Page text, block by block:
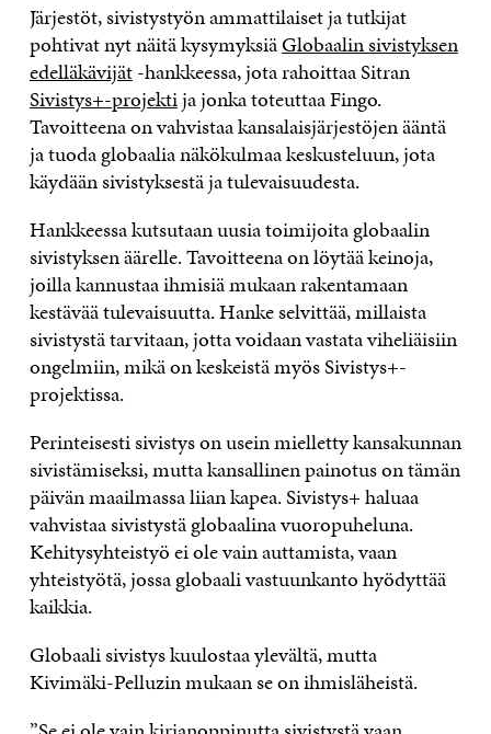
Järjestöt, sivistystyön ammattilaiset ja tutkijat
pohtivat nyt näitä kysymyksiäGlobaalin sivistyksen
edelläkävijät-hankkeessa, jota rahoittaa Sitran
Sivistys+-projektija jonka toteuttaa Fingo.
Tavoitteena on vahvistaa kansalaisjärjestöjen ääntä
ja tuoda globaalia näkökulmaa keskusteluun, jota
käydään sivistyksestä ja tulevaisuudesta.
Hankkeessa kutsutaan uusia toimijoita globaalin
sivistyksen äärelle. Tavoitteena on löytää keinoja,
joilla kannustaa ihmisiä mukaan rakentamaan
kestävää tulevaisuutta. Hanke selvittää, millaista
sivistystä tarvitaan, jotta voidaan vastata viheliäisiin
ongelmiin, mikä on keskeistä myös Sivistys+-
projektissa.
Perinteisesti sivistys on usein mielletty kansakunnan
sivistämiseksi, mutta kansallinen painotus on tämän
päivän maailmassa liian kapea. Sivistys+ haluaa
vahvistaa sivistystä globaalina vuoropuheluna.
Kehitysyhteistyö ei ole vain auttamista, vaan
yhteistyötä, jossa globaali vastuunkanto hyödyttää
kaikkia.
Globaali sivistys kuulostaa ylevältä, mutta
Kivimäki-Pelluzin mukaan se on ihmisläheistä.